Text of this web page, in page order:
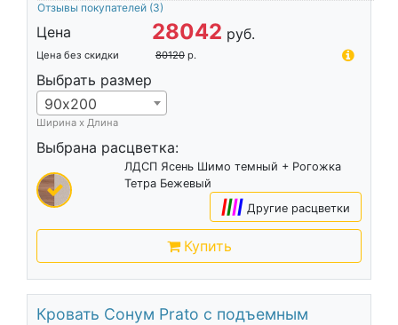
Отзывы покупателей (3)
Цена 28042 руб.
Цена без скидки 80120 р.
Выбрать размер
90х200
Ширина х Длина
Выбрана расцветка:
ЛДСП Ясень Шимо темный + Рогожка
Тетра Бежевый
|||| Другие расцветки
Купить
Кровать Сонум Prato с подъемным